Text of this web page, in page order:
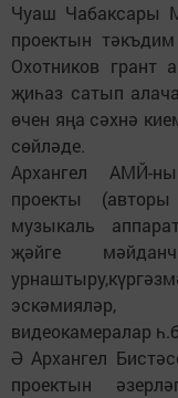
Чуаш Чабаксары
проектын
Охотников
җиһаз сатып
өчен яңа сәхнә
сөйләде.
Архангел АМЙ-
проекты
музыкаль
җәйге
эскәмияләр,
видеокамералар
Ә Архангел
проектын